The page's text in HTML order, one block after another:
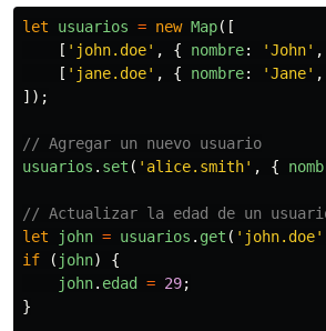
let usuarios = new Map([
[ ' john.doe' , { nombre: 'John' ,
[ ' jane.doe' , { nombre: 'Jane' ,
]);
// Agregar un nuevo usuario
usuarios . set ( ' alice.smith' , {
// Actualizar la edad de un
let
john = usuarios . get ( ' john.doe'
if
( john)
{
john. edad = 29;
}